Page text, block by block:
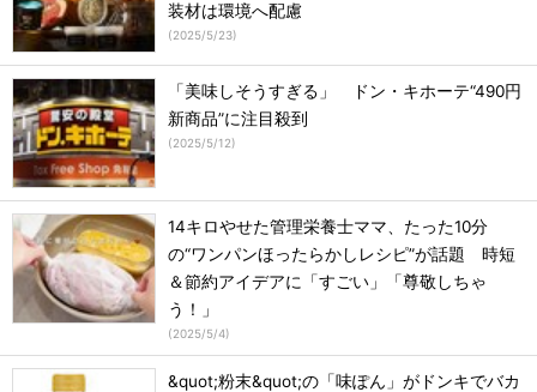
装材は環境へ配慮
(2025/5/23)
「美味しそうすぎる」 ドン・キホーテ“490円
新商品”に注目殺到
(2025/5/12)
14キロやせた管理栄養士ママ、たった10分
の“ワンパンほったらかしレシピ”が話題 時短
＆節約アイデアに「すごい」「尊敬しちゃ
う！」
(2025/5/4)
&quot;粉末&quot;の「味ぽん」がドンキでバカ